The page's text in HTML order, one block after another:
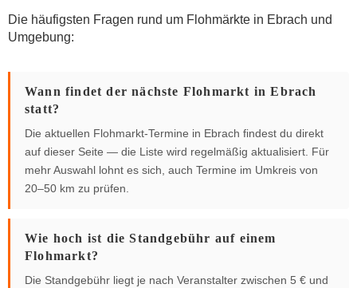
Die häufigsten Fragen rund um Flohmärkte in Ebrach und
Umgebung:
Wann findet der nächste Flohmarkt in Ebrach
statt?
Die aktuellen Flohmarkt-Termine in Ebrach findest du direkt
auf dieser Seite — die Liste wird regelmäßig aktualisiert. Für
mehr Auswahl lohnt es sich, auch Termine im Umkreis von
20–50 km zu prüfen.
Wie hoch ist die Standgebühr auf einem
Flohmarkt?
Die Standgebühr liegt je nach Veranstalter zwischen 5 € und